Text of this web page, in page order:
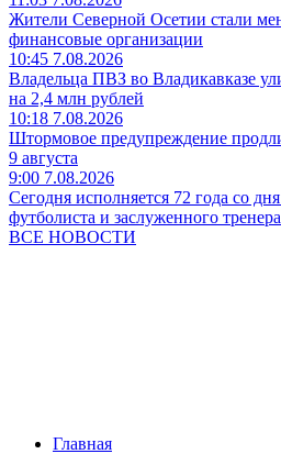
Жители Северной Осетии стали
финансовые организации
10:45 7.08.2026
Владельца ПВЗ во Владикавказе
на 2,4 млн рублей
10:18 7.08.2026
Штормовое предупреждение
9 августа
9:00 7.08.2026
Сегодня исполняется 72 года со
футболиста и заслуженного
ВСЕ НОВОСТИ
Главная